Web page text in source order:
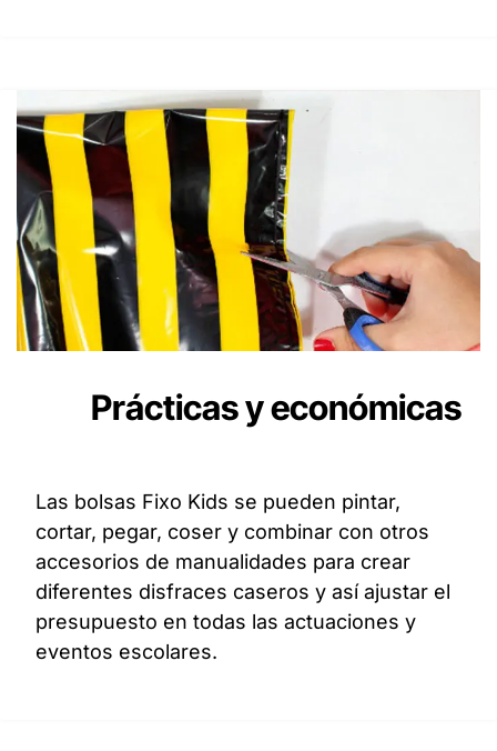
Prácticas y económicas
Las bolsas Fixo Kids se pueden pintar,
cortar, pegar, coser y combinar con otros
accesorios de manualidades para crear
diferentes disfraces caseros y así ajustar el
presupuesto en todas las actuaciones y
eventos escolares.